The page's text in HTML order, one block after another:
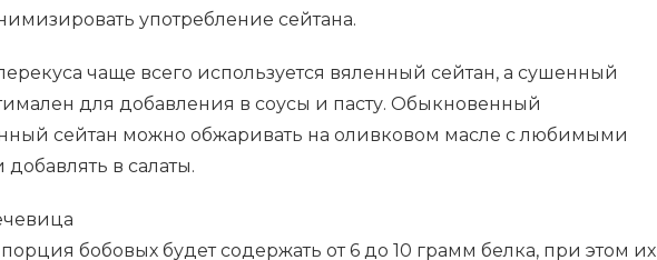
употребление сейтана.
чаще всего используется вяленный сейтан, а сушенный
для добавления в соусы и пасту. Обыкновенный
сейтан можно обжаривать на оливковом масле с любимыми
в салаты.
бобовых будет содержать от 6 до 10 грамм белка, при этом их